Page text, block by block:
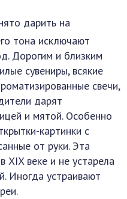
дарить на
тона исключают
Дорогим и близким
сувениры, всякие
свечи,
дарят
и мятой. Особенно
картинки с
от руки. Эта
XIX веке и не устарела
Иногда устраивают